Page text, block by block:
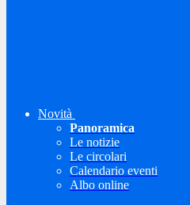
Novità
Panoramica
Le notizie
Le circolari
Calendario eventi
Albo online